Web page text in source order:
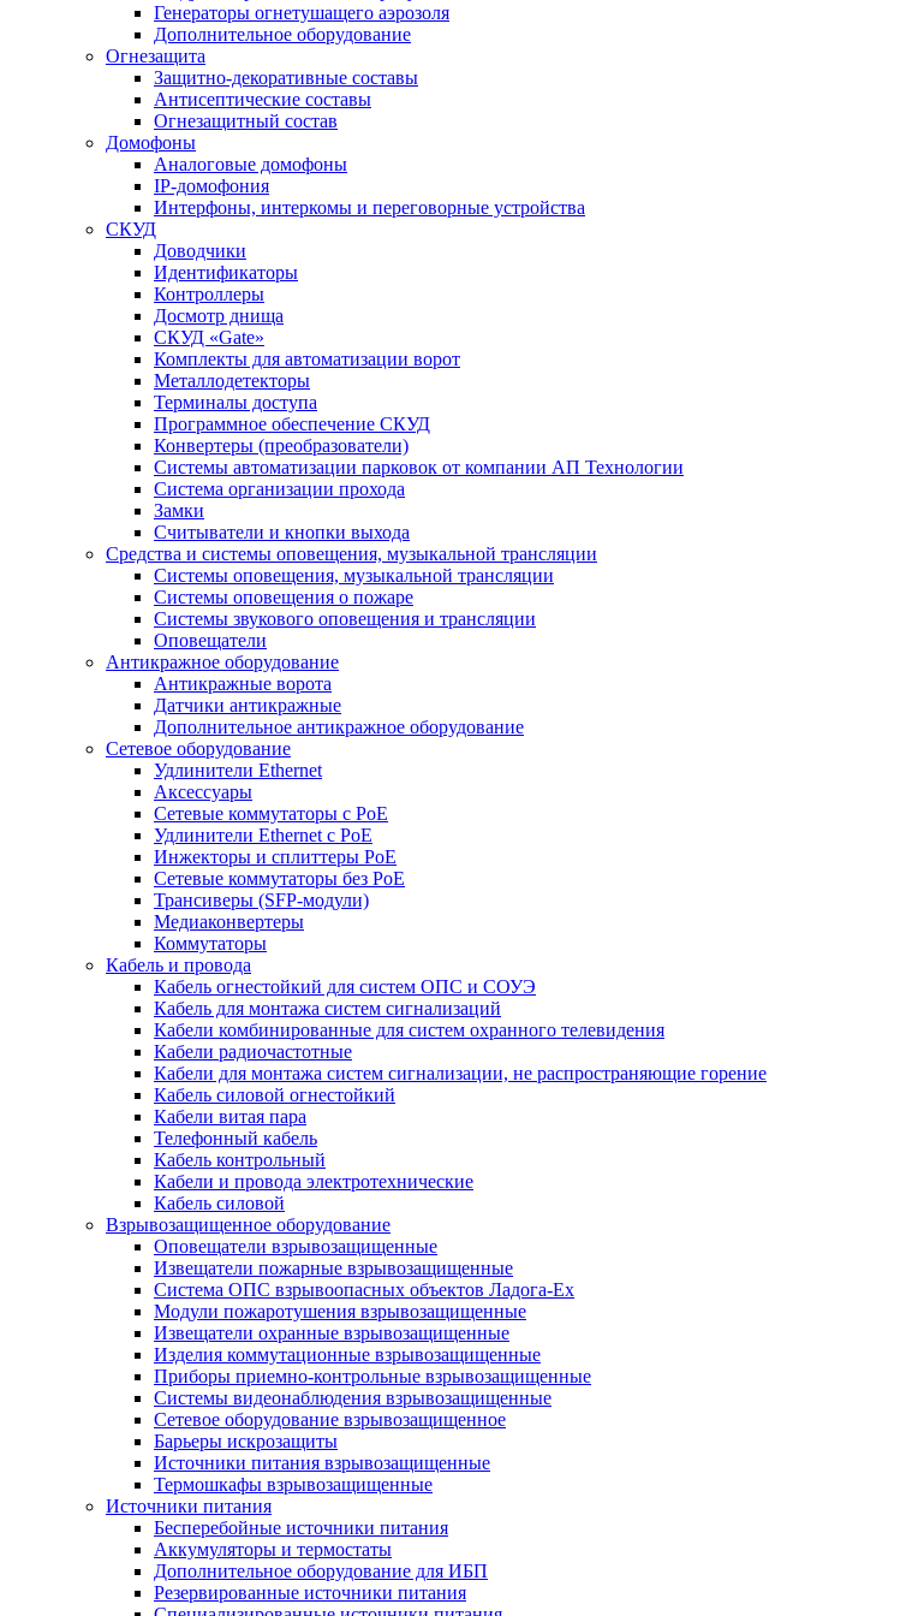
Генераторы огнетушащего аэрозоля
Дополнительное оборудование
Огнезащита
Защитно-декоративные составы
Антисептические составы
Огнезащитный состав
Домофоны
Аналоговые домофоны
IP-домофония
Интерфоны, интеркомы и переговорные устройства
СКУД
Доводчики
Идентификаторы
Контроллеры
Досмотр днища
СКУД «Gate»
Комплекты для автоматизации ворот
Металлодетекторы
Терминалы доступа
Программное обеспечение СКУД
Конвертеры (преобразователи)
Системы автоматизации парковок от компании АП Технологии
Система организации прохода
Замки
Считыватели и кнопки выхода
Средства и системы оповещения, музыкальной трансляции
Системы оповещения, музыкальной трансляции
Системы оповещения о пожаре
Системы звукового оповещения и трансляции
Оповещатели
Антикражное оборудование
Антикражные ворота
Датчики антикражные
Дополнительное антикражное оборудование
Сетевое оборудование
Удлинители Ethernet
Аксессуары
Сетевые коммутаторы с РоЕ
Удлинители Ethernet с PoE
Инжекторы и сплиттеры РоЕ
Сетевые коммутаторы без РоЕ
Трансиверы (SFP-модули)
Медиаконвертеры
Коммутаторы
Кабель и провода
Кабель огнестойкий для систем ОПС и СОУЭ
Кабель для монтажа систем сигнализаций
Кабели комбинированные для систем охранного телевидения
Кабели радиочастотные
Кабели для монтажа систем сигнализации, не распространяющие горение
Кабель силовой огнестойкий
Кабели витая пара
Телефонный кабель
Кабель контрольный
Кабели и провода электротехнические
Кабель силовой
Взрывозащищенное оборудование
Оповещатели взрывозащищенные
Извещатели пожарные взрывозащищенные
Система ОПС взрывоопасных объектов Ладога-Ex
Модули пожаротушения взрывозащищенные
Извещатели охранные взрывозащищенные
Изделия коммутационные взрывозащищенные
Приборы приемно-контрольные взрывозащищенные
Системы видеонаблюдения взрывозащищенные
Сетевое оборудование взрывозащищенное
Барьеры искрозащиты
Источники питания взрывозащищенные
Термошкафы взрывозащищенные
Источники питания
Бесперебойные источники питания
Аккумуляторы и термостаты
Дополнительное оборудование для ИБП
Резервированные источники питания